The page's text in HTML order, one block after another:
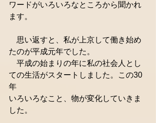
ワードがいろいろなところから聞かれ
ます。
思い返すと、私が上京して働き始め
たのが平成元年でした。
平成の始まりの年に私の社会人とし
ての生活がスタートしました。この30
年
いろいろなこと、物が変化していきま
した。